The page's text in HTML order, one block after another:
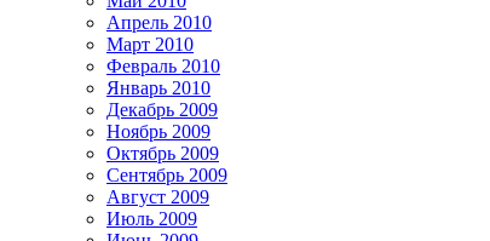
Апрель 2010
Март 2010
Февраль 2010
Январь 2010
Декабрь 2009
Ноябрь 2009
Октябрь 2009
Сентябрь 2009
Август 2009
Июль 2009